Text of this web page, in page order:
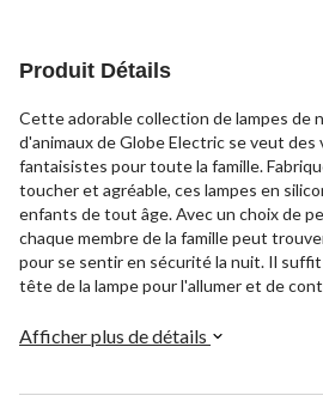
Produit Détails
Cette adorable collection de lampes de
d'animaux de Globe Electric se veut
fantaisistes pour toute la famille.
toucher et agréable, ces lampes en
enfants de tout âge. Avec un choix de
chaque membre de la famille peut
pour se sentir en sécurité la nuit. Il
tête de la lampe pour l'allumer et de
fournissent 4 heures de lumière par
Afficher plus de détails